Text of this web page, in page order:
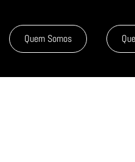
Quem Somos